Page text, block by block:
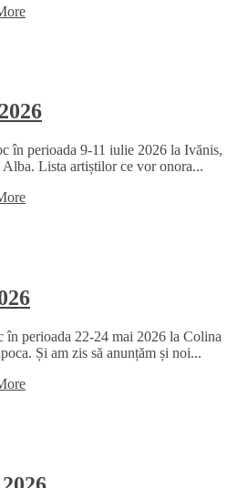
în perioada 9-11 iulie 2026 la Ivănis,
Lista artiștilor ce vor onora...
în perioada 22-24 mai 2026 la Colina
Și am zis să anunțăm și noi...